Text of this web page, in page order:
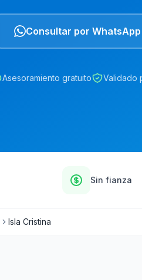
Consultar por WhatsApp
Asesoramiento gratuito
Validado
Sin fianza
Isla Cristina